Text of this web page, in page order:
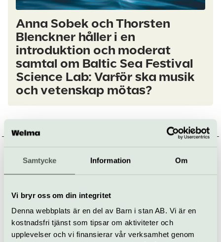
Samtycke Information Om
Vi bryr oss om din integritet
Denna webbplats är en del av Barn i stan AB. Vi är en
kostnadsfri tjänst som tipsar om aktiviteter och
upplevelser och vi finansierar vår verksamhet genom
Anna Sobek och Thorsten
Blenckner håller i en
introduktion och moderat
samtal om Baltic Sea Festival
Science Lab: Varför ska musik
och vetenskap mötas?
forskningsföreställningarna